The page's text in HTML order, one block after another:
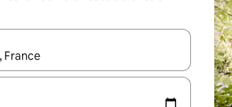
resultados estén disponibles, podrás navegar